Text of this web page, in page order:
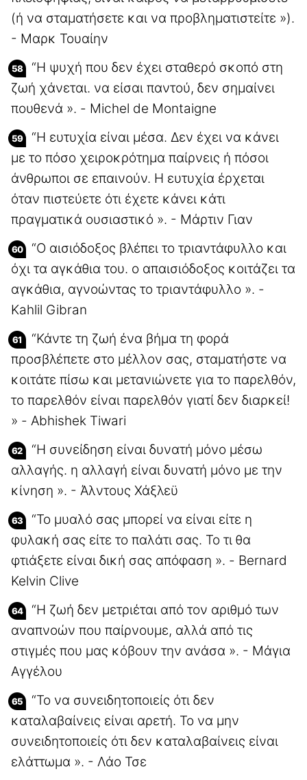
(ή να σταματήσετε και να προβληματιστείτε »).
- Μαρκ Τουαίην
“Η ψυχή που δεν έχει σταθερό σκοπό στη
ζωή χάνεται. να είσαι παντού, δεν σημαίνει
πουθενά ». - Michel de Montaigne
“Η ευτυχία είναι μέσα. Δεν έχει να κάνει
με το πόσο χειροκρότημα παίρνεις ή πόσοι
άνθρωποι σε επαινούν. Η ευτυχία έρχεται
όταν πιστεύετε ότι έχετε κάνει κάτι
πραγματικά ουσιαστικό ». - Μάρτιν Γιαν
“Ο αισιόδοξος βλέπει το τριαντάφυλλο και
όχι τα αγκάθια του. ο απαισιόδοξος κοιτάζει τα
αγκάθια, αγνοώντας το τριαντάφυλλο ». -
Kahlil Gibran
“Κάντε τη ζωή ένα βήμα τη φορά
προσβλέπετε στο μέλλον σας, σταματήστε να
κοιτάτε πίσω και μετανιώνετε για το παρελθόν,
το παρελθόν είναι παρελθόν γιατί δεν διαρκεί!
» - Abhishek Tiwari
“Η συνείδηση είναι δυνατή μόνο μέσω
αλλαγής. η αλλαγή είναι δυνατή μόνο με την
κίνηση ». - Άλντους Χάξλεϋ
“Το μυαλό σας μπορεί να είναι είτε η
φυλακή σας είτε το παλάτι σας. Το τι θα
φτιάξετε είναι δική σας απόφαση ». - Bernard
Kelvin Clive
“Η ζωή δεν μετριέται από τον αριθμό των
αναπνοών που παίρνουμε, αλλά από τις
στιγμές που μας κόβουν την ανάσα ». - Μάγια
Αγγέλου
“Το να συνειδητοποιείς ότι δεν
καταλαβαίνεις είναι αρετή. Το να μην
συνειδητοποιείς ότι δεν καταλαβαίνεις είναι
ελάττωμα ». - Λάο Τσε